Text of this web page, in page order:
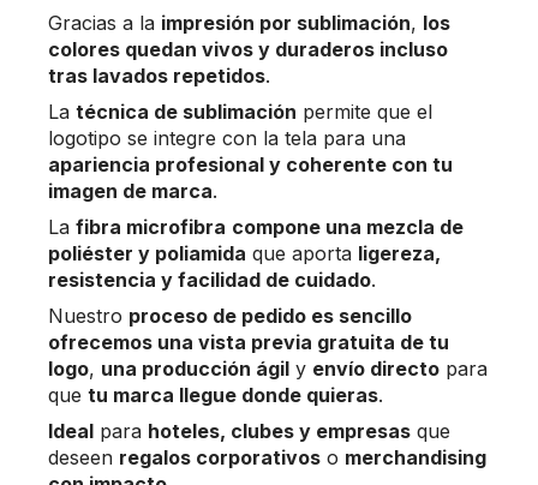
Gracias a la impresión por sublimación, los
colores quedan vivos y duraderos incluso
tras lavados repetidos.
La técnica de sublimación permite que el
logotipo se integre con la tela para una
apariencia profesional y coherente con tu
imagen de marca.
La fibra microfibra compone una mezcla de
poliéster y poliamida que aporta ligereza,
resistencia y facilidad de cuidado.
Nuestro proceso de pedido es sencillo
ofrecemos una vista previa gratuita de tu
logo, una producción ágil y envío directo para
que tu marca llegue donde quieras.
Ideal para hoteles, clubes y empresas que
deseen regalos corporativos o merchandising